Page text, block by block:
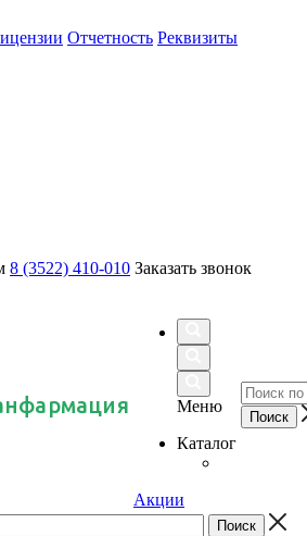
Отчетность Реквизиты
8 (3522) 410-010 Заказать звонок
Меню
Каталог
Акции